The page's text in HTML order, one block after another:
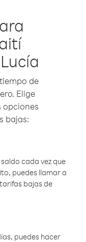
de
Elige
opciones
bajas:
cada vez que
puedes llamar a
bajas de
puedes hacer